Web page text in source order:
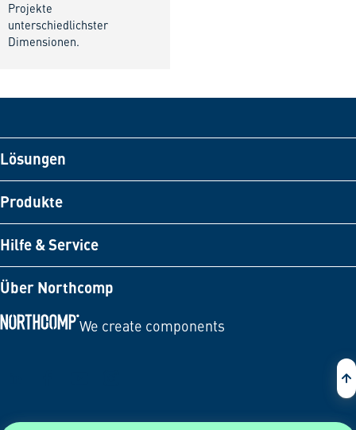
Projekte
unterschiedlichster
Dimensionen.
Lösungen
Produkte
Hilfe & Service
Über Northcomp
We create components